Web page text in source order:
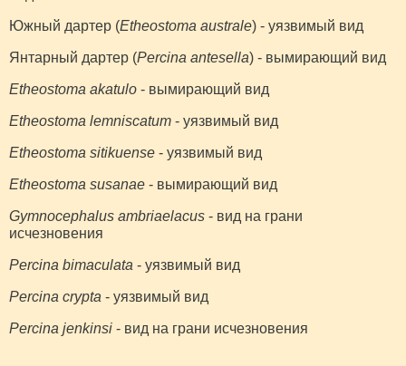
Южный дартер (Etheostoma australe) - уязвимый вид
Янтарный дартер (Percina antesella) - вымирающий вид
Etheostoma akatulo - вымирающий вид
Etheostoma lemniscatum - уязвимый вид
Etheostoma sitikuense - уязвимый вид
Etheostoma susanae - вымирающий вид
Gymnocephalus ambriaelacus - вид на грани
исчезновения
Percina bimaculata - уязвимый вид
Percina crypta - уязвимый вид
Percina jenkinsi - вид на грани исчезновения